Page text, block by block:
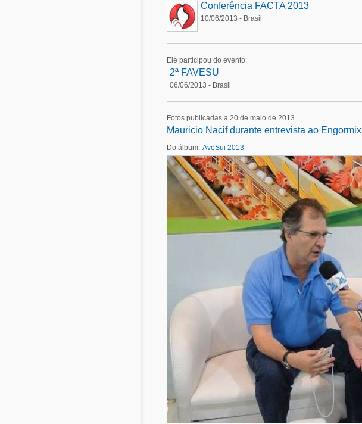
Conferência FACTA 2013
10/06/2013 - Brasil
Ele participou do evento:
2ª FAVESU
06/06/2013 - Brasil
Fotos publicadas a 20 de maio de 2013
Mauricio Nacif durante entrevista ao Engormix
Do álbum: AveSui 2013